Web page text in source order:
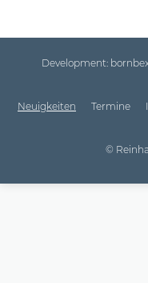
Development:
Neuigkeiten Termine
©